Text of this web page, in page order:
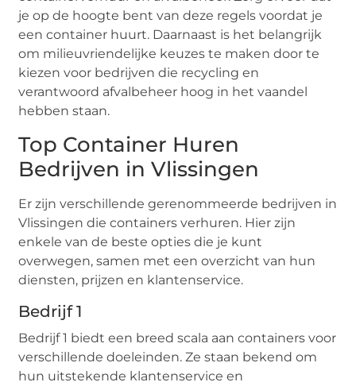
je op de hoogte bent van deze regels voordat je
een container huurt. Daarnaast is het belangrijk
om milieuvriendelijke keuzes te maken door te
kiezen voor bedrijven die recycling en
verantwoord afvalbeheer hoog in het vaandel
hebben staan.
Top Container Huren
Bedrijven in Vlissingen
Er zijn verschillende gerenommeerde bedrijven in
Vlissingen die containers verhuren. Hier zijn
enkele van de beste opties die je kunt
overwegen, samen met een overzicht van hun
diensten, prijzen en klantenservice.
Bedrijf 1
Bedrijf 1 biedt een breed scala aan containers voor
verschillende doeleinden. Ze staan bekend om
hun uitstekende klantenservice en